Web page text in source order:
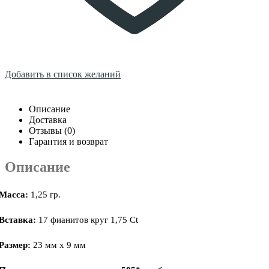
Добавить в список желаний
Описание
Доставка
Отзывы (0)
Гарантия и возврат
Описание
1,25 гр.
17 фианитов круг 1,75 Ct
23 мм х 9 мм